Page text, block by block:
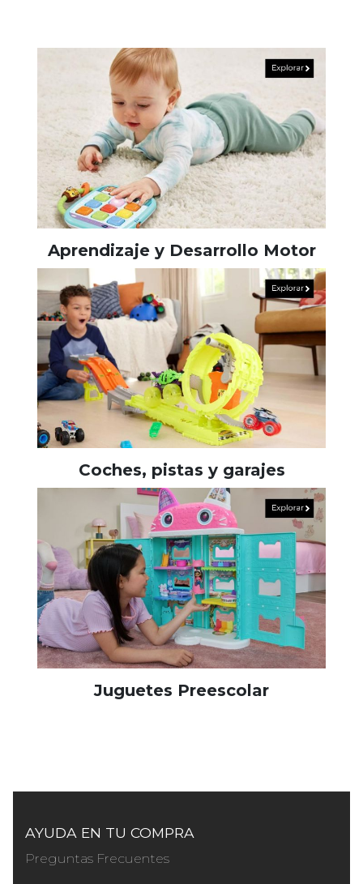
Aprendizaje y Desarrollo Motor
Coches, pistas y garajes
Juguetes Preescolar
AYUDA EN TU COMPRA
Preguntas Frecuentes